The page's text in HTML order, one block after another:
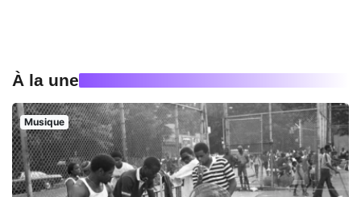
À la une
Musique